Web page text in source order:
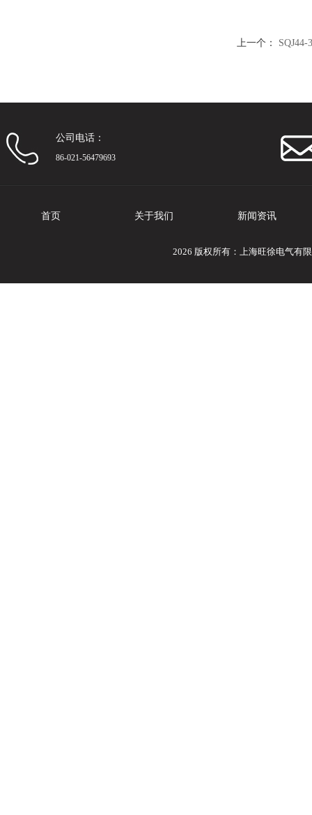
上一个：
公司电话：
86-021-56479693
首页 关于我们 新闻资讯
2026 版权所有：上海旺徐电气有